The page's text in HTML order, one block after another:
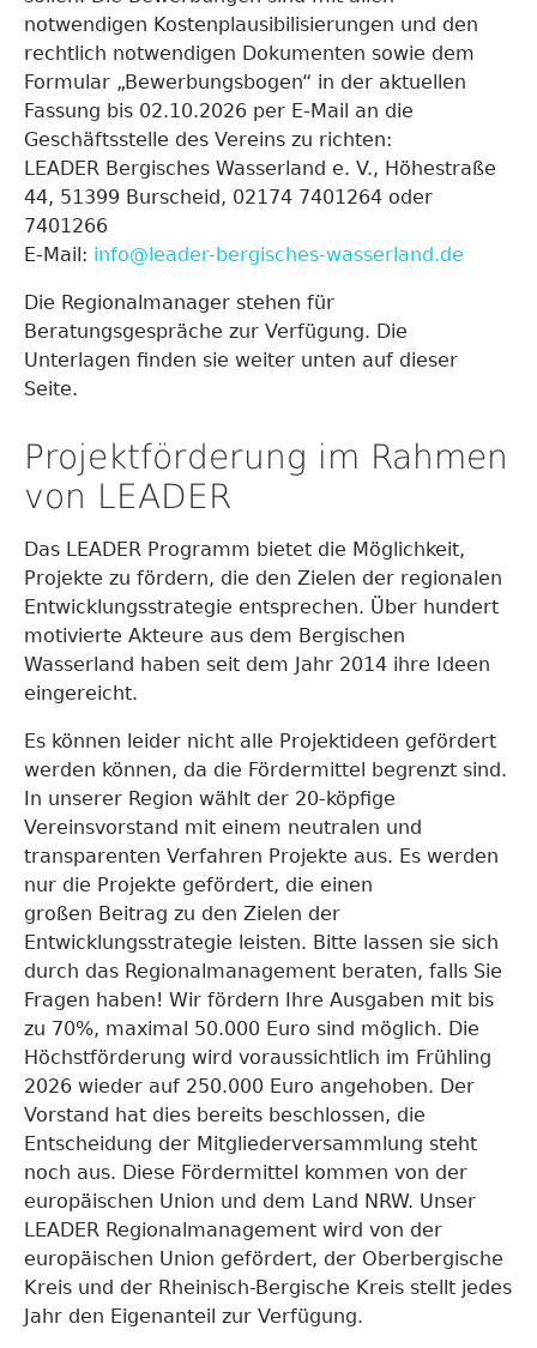
notwendigen Kostenplausibilisierungen und den
rechtlich notwendigen Dokumenten sowie dem
Formular „Bewerbungsbogen“ in der aktuellen
Fassung bis 02.10.2026 per E-Mail an die
Geschäftsstelle des Vereins zu richten:
LEADER Bergisches Wasserland e. V., Höhestraße
44, 51399 Burscheid, 02174 7401264 oder
7401266
E-Mail: info@leader-bergisches-wasserland.de
Die Regionalmanager stehen für
Beratungsgespräche zur Verfügung. Die
Unterlagen finden sie weiter unten auf dieser
Seite.
Projektförderung im Rahmen
von LEADER
Das LEADER Programm bietet die Möglichkeit,
Projekte zu fördern, die den Zielen der regionalen
Entwicklungsstrategie entsprechen. Über hundert
motivierte Akteure aus dem Bergischen
Wasserland haben seit dem Jahr 2014 ihre Ideen
eingereicht.
Es können leider nicht alle Projektideen gefördert
werden können, da die Fördermittel begrenzt sind.
In unserer Region wählt der 20-köpfige
Vereinsvorstand mit einem neutralen und
transparenten Verfahren Projekte aus. Es werden
nur die Projekte gefördert, die einen
großen Beitrag zu den Zielen der
Entwicklungsstrategie leisten. Bitte lassen sie sich
durch das Regionalmanagement beraten, falls Sie
Fragen haben! Wir fördern Ihre Ausgaben mit bis
zu 70%, maximal 50.000 Euro sind möglich. Die
Höchstförderung wird voraussichtlich im Frühling
2026 wieder auf 250.000 Euro angehoben. Der
Vorstand hat dies bereits beschlossen, die
Entscheidung der Mitgliederversammlung steht
noch aus. Diese Fördermittel kommen von der
europäischen Union und dem Land NRW. Unser
LEADER Regionalmanagement wird von der
europäischen Union gefördert, der Oberbergische
Kreis und der Rheinisch-Bergische Kreis stellt jedes
Jahr den Eigenanteil zur Verfügung.